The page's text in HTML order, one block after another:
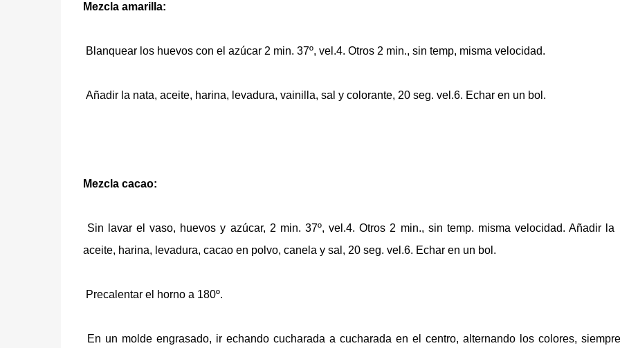
Mezcla amarilla:
Blanquear los huevos con el azúcar 2 min. 37º, vel.4. Otros 2 min., sin temp, misma velocidad.
Añadir la nata, aceite, harina, levadura, vainilla, sal y colorante, 20 seg. vel.6. Echar en un bol.
Mezcla cacao:
Sin lavar el vaso, huevos y azúcar, 2 min. 37º, vel.4. Otros 2 min., sin temp. misma velocidad. Añadir la
aceite, harina, levadura, cacao en polvo, canela y sal, 20 seg. vel.6. Echar en un bol.
Precalentar el horno a 180º.
En un molde engrasado, ir echando cucharada a cucharada en el centro, alternando los colores,